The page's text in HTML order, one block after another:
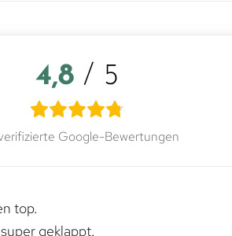
4,8 / 5
Google-Bewertungen
top.
geklappt.